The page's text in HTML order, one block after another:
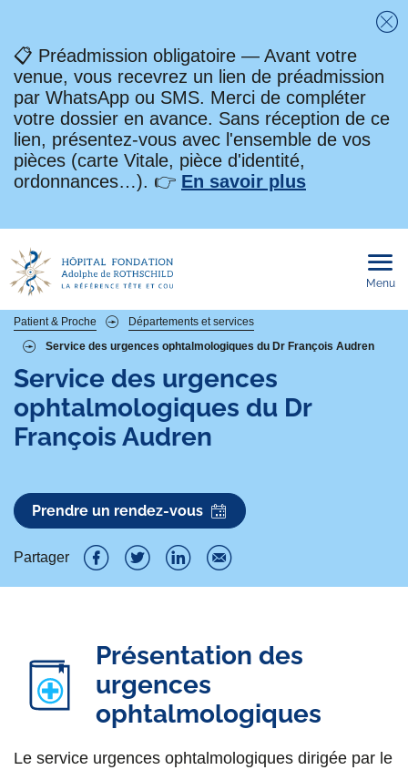
📋 Préadmission obligatoire — Avant votre
venue, vous recevrez un lien de préadmission
par WhatsApp ou SMS. Merci de compléter
votre dossier en avance. Sans réception de ce
lien, présentez-vous avec l'ensemble de vos
pièces (carte Vitale, pièce d'identité,
ordonnances…). 👉 En savoir plus
Menu
Fil
d'Ariane
Patient & Proche
Départements et services
Service des urgences ophtalmologiques du Dr François Audren
Service des urgences
ophtalmologiques du Dr
François Audren
Prendre un rendez-vous
Partager
P
a
P
r
t
a
P
r
t
a
P
r
t
a
Présentation des
urgences
ophtalmologiques
Le service urgences ophtalmologiques dirigée par le